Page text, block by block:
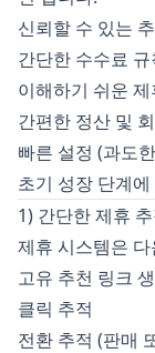
신뢰할 수 있는
간단한 수수료 규
이해하기 쉬운
간편한 정산 및
빠른 설정 (과도
초기 성장 단계
1) 간단한 제휴
제휴 시스템은
고유 추천 링크
클릭 추적
전환 추적 (판매